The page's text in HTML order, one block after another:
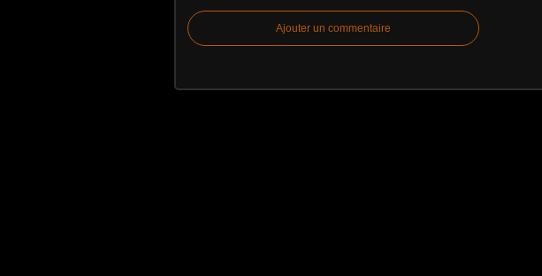
Ajouter un commentaire